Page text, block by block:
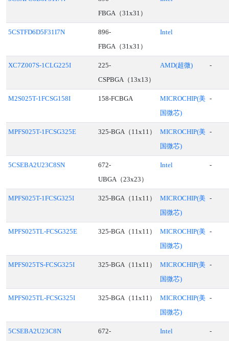
FBGA（31x31）
5CSTFD6D5F31I7N
896-
FBGA（31x31）
Intel
XC7Z007S-1CLG225I
225-
CSPBGA（13x13）
AMD(超微) -
M2S025T-1FCSG158I 158-FCBGA
MICROCHIP(美
国微芯)
-
MPFS025T-1FCSG325E 325-BGA（11x11）
MICROCHIP(美
国微芯)
-
5CSEBA2U23C8SN
672-
UBGA（23x23）
Intel -
MPFS025T-1FCSG325I 325-BGA（11x11）
MICROCHIP(美
国微芯)
-
MPFS025TL-FCSG325E 325-BGA（11x11）
MICROCHIP(美
国微芯)
-
MPFS025TS-FCSG325I 325-BGA（11x11）
MICROCHIP(美
国微芯)
-
MPFS025TL-FCSG325I 325-BGA（11x11）
MICROCHIP(美
国微芯)
-
5CSEBA2U23C8N
672-
Intel -